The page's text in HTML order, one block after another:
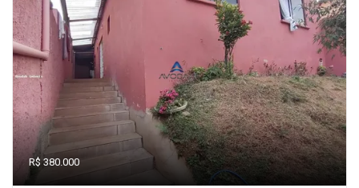
R$ 380.000